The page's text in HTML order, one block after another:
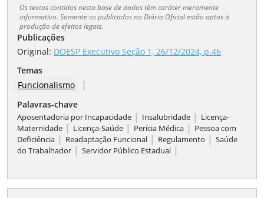
Os textos contidos nesta base de dados têm caráter meramente
informativo. Somente os publicados no Diário Oficial estão aptos à
produção de efeitos legais.
Publicações
Original: DOESP Executivo Seção 1, 26/12/2024, p.46
Temas
Funcionalismo
|
Palavras-chave
Aposentadoria por Incapacidade | Insalubridade | Licença-
Maternidade | Licença-Saúde | Perícia Médica | Pessoa com
Deficiência | Readaptação Funcional | Regulamento | Saúde
do Trabalhador | Servidor Público Estadual |